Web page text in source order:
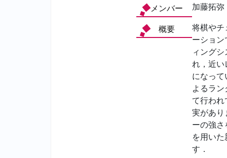
メンバー
加藤拓弥
概要
将棋や
ーショ
ィング
れ，近
になっ
よるラ
て行わ
実があ
ーの強
を用い
す．